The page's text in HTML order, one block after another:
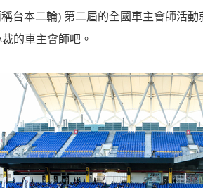
稱台本二輪) 第二屆的全國車主會師活
的車主會師吧。